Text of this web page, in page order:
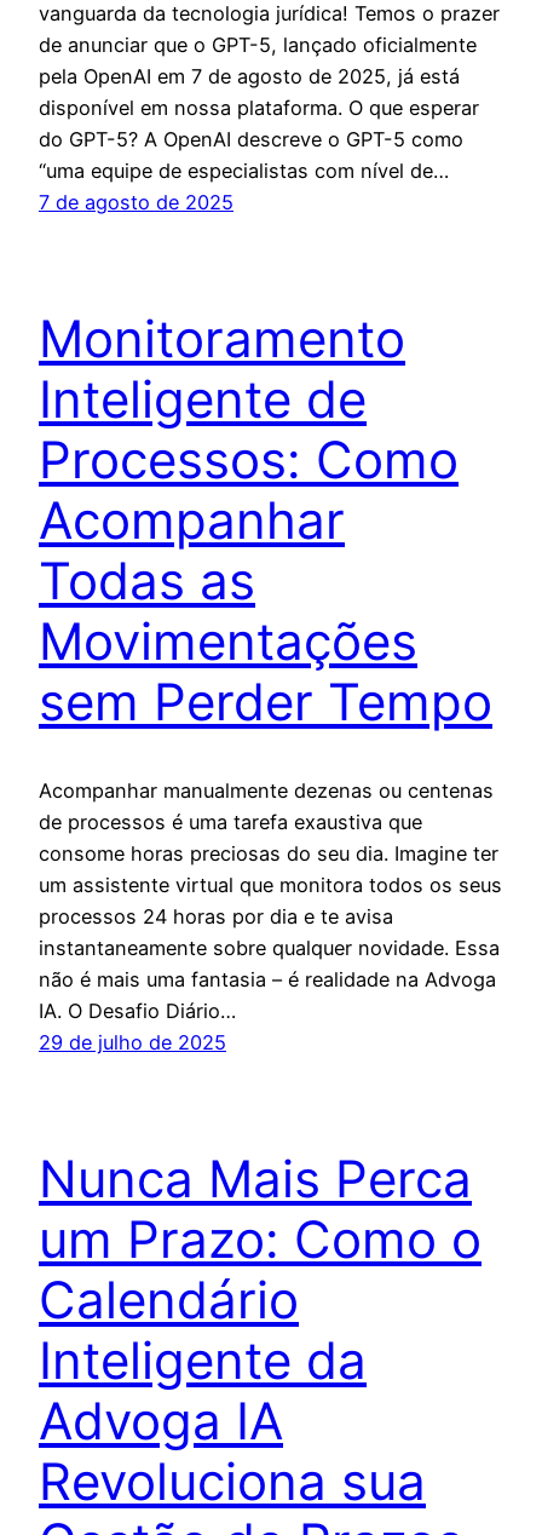
vanguarda da tecnologia jurídica! Temos o prazer
de anunciar que o GPT-5, lançado oficialmente
pela OpenAI em 7 de agosto de 2025, já está
disponível em nossa plataforma. O que esperar
do GPT-5? A OpenAI descreve o GPT-5 como
“uma equipe de especialistas com nível de…
7 de agosto de 2025
Monitoramento
Inteligente de
Processos: Como
Acompanhar
Todas as
Movimentações
sem Perder Tempo
Acompanhar manualmente dezenas ou centenas
de processos é uma tarefa exaustiva que
consome horas preciosas do seu dia. Imagine ter
um assistente virtual que monitora todos os seus
processos 24 horas por dia e te avisa
instantaneamente sobre qualquer novidade. Essa
não é mais uma fantasia – é realidade na Advoga
IA. O Desafio Diário…
29 de julho de 2025
Nunca Mais Perca
um Prazo: Como o
Calendário
Inteligente da
Advoga IA
Revoluciona sua